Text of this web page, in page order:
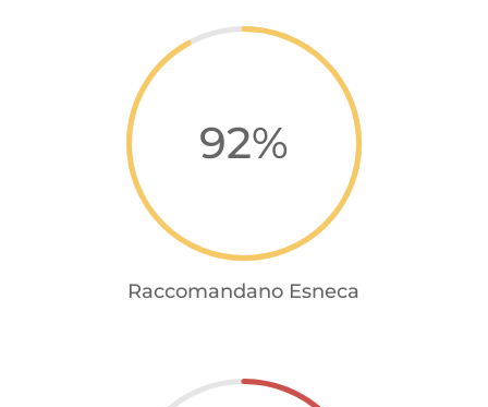
92%
Raccomandano Esneca